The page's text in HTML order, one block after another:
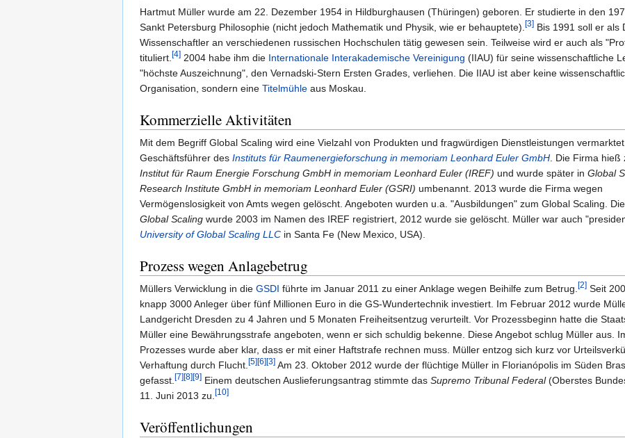
Hartmut Müller wurde am 22. Dezember 1954 in Hildburghausen (Thüringen) geboren. Er studierte in den
Sankt Petersburg Philosophie (nicht jedoch Mathematik und Physik, wie er behauptete).[3] Bis 1991 soll er als
Wissenschaftler an verschiedenen russischen Hochschulen tätig gewesen sein. Teilweise wird er auch als
tituliert.[4] 2004 habe ihm die Internationale Interakademische Vereinigung (IIAU) für seine wissenschaftliche
"höchste Auszeichnung", den Vernadski-Stern Ersten Grades, verliehen. Die IIAU ist aber keine
Organisation, sondern eine Titelmühle aus Moskau.
Kommerzielle Aktivitäten
Mit dem Begriff Global Scaling wird eine Vielzahl von Produkten und fragwürdigen Dienstleistungen
Geschäftsführer des Instituts für Raumenergieforschung in memoriam Leonhard Euler GmbH. Die Firma hieß
Institut für Raum Energie Forschung GmbH in memoriam Leonhard Euler (IREF) und wurde später in Global
Research Institute GmbH in memoriam Leonhard Euler (GSRI) umbenannt. 2013 wurde die Firma wegen
Vermögenslosigkeit von Amts wegen gelöscht. Angeboten wurden u.a. "Ausbildungen" zum Global Scaling.
Global Scaling wurde 2003 im Namen des IREF registriert, 2012 wurde sie gelöscht. Müller war auch
University of Global Scaling LLC in Santa Fe (New Mexico, USA).
Prozess wegen Anlagebetrug
Müllers Verwicklung in die GSDI führte im Januar 2011 zu einer Anklage wegen Beihilfe zum Betrug.[2] Seit
knapp 3000 Anleger über fünf Millionen Euro in die GS-Wundertechnik investiert. Im Februar 2012 wurde
Landgericht Dresden zu 4 Jahren und 5 Monaten Freiheitsentzug verurteilt. Vor Prozessbeginn hatte die
Müller eine Bewährungsstrafe angeboten, wenn er sich schuldig bekenne. Diese Angebot schlug Müller aus.
Prozesses wurde aber klar, dass er mit einer Haftstrafe rechnen muss. Müller entzog sich kurz vor
Verhaftung durch Flucht.[5][6][3] Am 23. Oktober 2012 wurde der flüchtige Müller in Florianópolis im Süden
gefasst.[7][8][9] Einem deutschen Auslieferungsantrag stimmte das Supremo Tribunal Federal(Oberstes
11. Juni 2013 zu.[10]
Veröffentlichungen